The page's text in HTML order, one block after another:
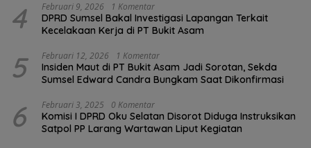
4 Februari 9, 2026 1 Komentar
DPRD Sumsel Bakal Investigasi Lapangan Terkait
Kecelakaan Kerja di PT Bukit Asam
5 Februari 12, 2026 1 Komentar
Insiden Maut di PT Bukit Asam Jadi Sorotan, Sekda
Sumsel Edward Candra Bungkam Saat Dikonfirmasi
6 Februari 3, 2025 0 Komentar
Komisi I DPRD Oku Selatan Disorot Diduga Instruksikan
Satpol PP Larang Wartawan Liput Kegiatan